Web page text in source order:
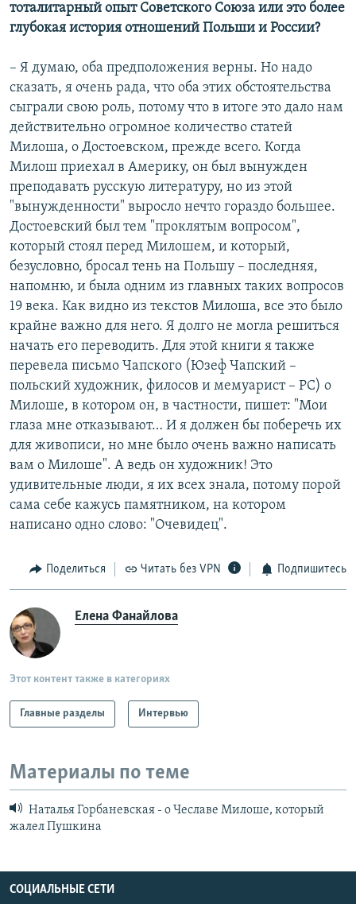
тоталитарный опыт Советского Союза или это более
глубокая история отношений Польши и России?
– Я думаю, оба предположения верны. Но надо
сказать, я очень рада, что оба этих обстоятельства
сыграли свою роль, потому что в итоге это дало нам
действительно огромное количество статей
Милоша, о Достоевском, прежде всего. Когда
Милош приехал в Америку, он был вынужден
преподавать русскую литературу, но из этой
"вынужденности" выросло нечто гораздо большее.
Достоевский был тем "проклятым вопросом",
который стоял перед Милошем, и который,
безусловно, бросал тень на Польшу – последняя,
напомню, и была одним из главных таких вопросов
19 века. Как видно из текстов Милоша, все это было
крайне важно для него. Я долго не могла решиться
начать его переводить. Для этой книги я также
перевела письмо Чапского (Юзеф Чапский –
польский художник, филосов и мемуарист – РС) о
Милоше, в котором он, в частности, пишет: "Мои
глаза мне отказывают… И я должен бы поберечь их
для живописи, но мне было очень важно написать
вам о Милоше". А ведь он художник! Это
удивительные люди, я их всех знала, потому порой
сама себе кажусь памятником, на котором
написано одно слово: "Очевидец".
Поделиться Читать без VPN Подпишитесь
Елена Фанайлова
Этот контент также в категориях
Главные разделы Интервью
Материалы по теме
Наталья Горбаневская - о Чеславе Милоше, который
жалел Пушкина
СОЦИАЛЬНЫЕ СЕТИ